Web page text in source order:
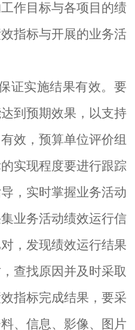
作目标与各项目的绩
指标与开展的业务活
证实施结果有效。要
到预期效果，以支持
效，预算单位评价组
实现程度要进行跟踪
，实时掌握业务活动
业务活动绩效运行信
，发现绩效运行结果
查找原因并及时采取
指标完成结果，要采
、信息、影像、图片